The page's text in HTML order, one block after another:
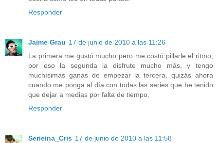
Responder
Jaime Grau 17 de junio de 2010 a las 11:26
La primera me gustó mucho pero me costó pillarle el ritmo,
por eso la segunda la disfrute mucho más, y tengo
muchísimas ganas de empezar la tercera, quizás ahora
cuando me ponga al día con todas las series que he tenido
que dejar a medias por falta de tiempo.
Responder
Serieina_Cris 17 de junio de 2010 a las 11:58